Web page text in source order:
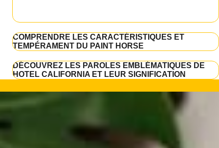
COMPRENDRE LES CARACTÉRISTIQUES ET
TEMPÉRAMENT DU PAINT HORSE
DÉCOUVREZ LES PAROLES EMBLÉMATIQUES DE
HOTEL CALIFORNIA ET LEUR SIGNIFICATION